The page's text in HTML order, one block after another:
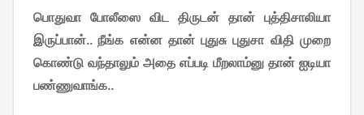
பொதுவா போலீஸை விட திருடன் தான் புத்திசாலியா
இருப்பான்.. நீங்க என்ன தான் புதுசு புதுசா விதி முறை
கொண்டு வந்தாலும் அதை எப்படி மீறலாம்னு தான் ஐடியா
பண்ணுவாங்க..